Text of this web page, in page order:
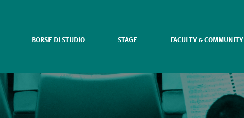
BORSE DI STUDIO STAGE FACULTY & COMMUNITY